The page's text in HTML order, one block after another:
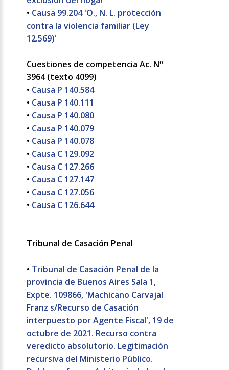
• Causa 99.204 'O., N. L. protección
contra la violencia familiar (Ley
12.569)'
Cuestiones de competencia Ac. Nº
3964 (texto 4099)
• Causa P 140.584
• Causa P 140.111
• Causa P 140.080
• Causa P 140.079
• Causa P 140.078
• Causa C 129.092
• Causa C 127.266
• Causa C 127.147
• Causa C 127.056
• Causa C 126.644
Tribunal de Casación Penal
• Tribunal de Casación Penal de la
provincia de Buenos Aires Sala 1,
Expte. 109866, 'Machicano Carvajal
Franz s/Recurso de Casación
interpuesto por Agente Fiscal', 19 de
octubre de 2021. Recurso contra
veredicto absolutorio. Legitimación
recursiva del Ministerio Público.